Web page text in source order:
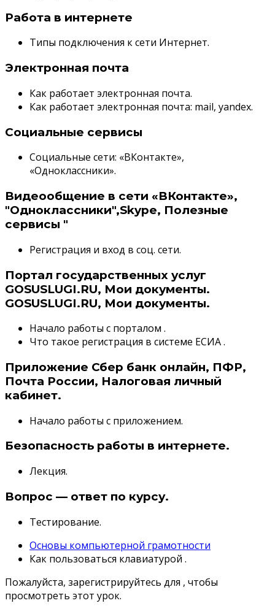
Работа в интернете
Типы подключения к сети Интернет.
Электронная почта
Как работает электронная почта.
Как работает электронная почта: mail, yandex.
Социальные сервисы
Социальные сети: «ВКонтакте»,
«Одноклассники».
Видеообщение в сети «ВКонтакте»,
"Одноклассники",Skype, Полезные
сервисы "
Регистрация и вход в соц. сети.
Портал государственных услуг
GOSUSLUGI.RU, Мои документы.
GOSUSLUGI.RU, Мои документы.
Начало работы с порталом .
Что такое регистрация в системе ЕСИА .
Приложение Сбер банк онлайн, ПФР,
Почта России, Налоговая личный
кабинет.
Начало работы с приложением.
Безопасность работы в интернете.
Лекция.
Вопрос — ответ по курсу.
Тестирование.
Основы компьютерной грамотности
Как пользоваться клавиатурой .
Пожалуйста, зарегистрируйтесь для , чтобы
просмотреть этот урок.